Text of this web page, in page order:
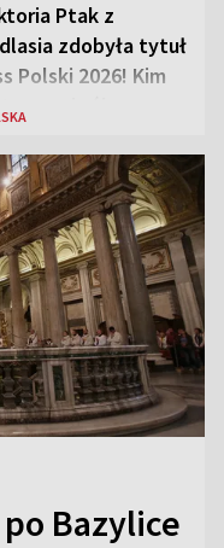
Ptak z
zdobyła tytuł
Polski 2026! Kim
nowa królowa
Bazylice